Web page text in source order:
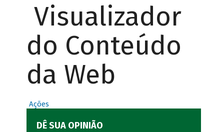
Visualizador
do Conteúdo
da Web
Ações
DÊ SUA OPINIÃO